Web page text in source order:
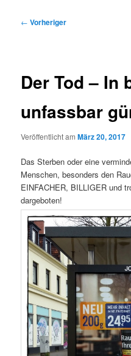
Beitragsnavigation
← Vorheriger
Der Tod – In
unfassbar
Veröffentlicht amMärz 20, 2017
Das Sterben oder eine
Menschen, besonders den
EINFACHER, BILLIGER und
dargeboten!